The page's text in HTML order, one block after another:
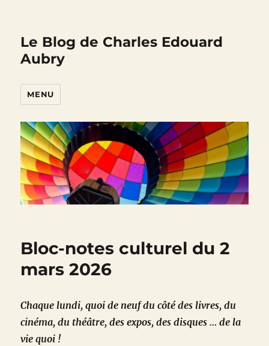
Le Blog de Charles Edouard
Aubry
MENU
Bloc-notes culturel du 2
mars 2026
Chaque lundi, quoi de neuf du côté des livres, du
cinéma, du théâtre, des expos, des disques … de la
vie quoi !